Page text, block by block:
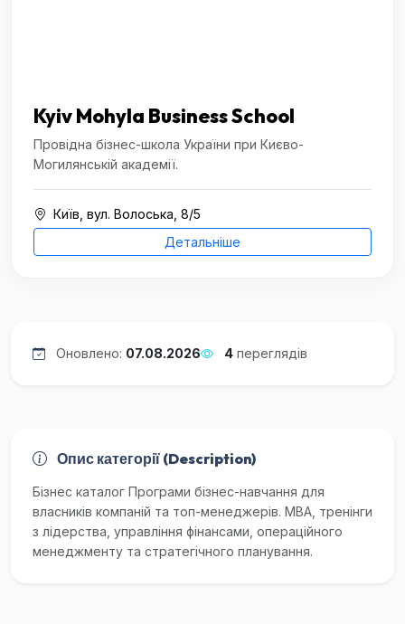
Kyiv Mohyla Business School
Провідна бізнес-школа України при Києво-
Могилянській академії.
Київ, вул. Волоська, 8/5
Детальніше
Оновлено: 07.08.2026 4 переглядів
Опис категорії (Description)
Бізнес каталог Програми бізнес-навчання для
власників компаній та топ-менеджерів. MBA, тренінги
з лідерства, управління фінансами, операційного
менеджменту та стратегічного планування.